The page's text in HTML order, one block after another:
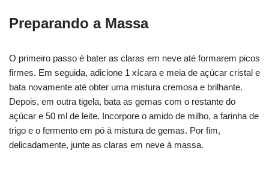
Preparando a Massa
O primeiro passo é bater as claras em neve até formarem picos
firmes. Em seguida, adicione 1 xícara e meia de açúcar cristal e
bata novamente até obter uma mistura cremosa e brilhante.
Depois, em outra tigela, bata as gemas com o restante do
açúcar e 50 ml de leite. Incorpore o amido de milho, a farinha de
trigo e o fermento em pó à mistura de gemas. Por fim,
delicadamente, junte as claras em neve à massa.